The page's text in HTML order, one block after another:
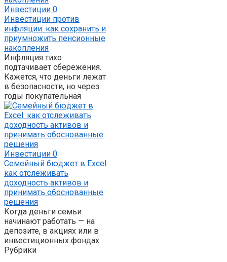
Инвестиции 0
Инвестиции против
инфляции: как сохранить и
приумножить пенсионные
накопления
Инфляция тихо
подтачивает сбережения.
Кажется, что деньги лежат
в безопасности, но через
годы покупательная
Инвестиции 0
Семейный бюджет в Excel:
как отслеживать
доходность активов и
принимать обоснованные
решения
Когда деньги семьи
начинают работать — на
депозите, в акциях или в
инвестиционных фондах
Рубрики